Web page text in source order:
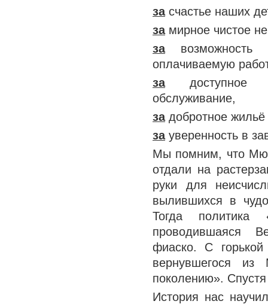
засчастье наших
замирное чистое
завозможность
оплачиваемую
задоступное
обслуживание,
задобротное
зауверенность в
Мы помним, что
отдали на
руки для
вылившихся в
Тогда политика
проводившаяся
фиаско. С
вернувшегося
поколению».
История нас